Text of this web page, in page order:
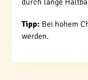
durch lange
Tipp: Bei hohem
werden.